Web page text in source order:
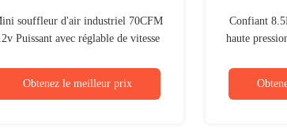
souffleur d'air industriel 70CFM
Puissant avec réglable de vitesse
Obtenez le meilleur prix
Confiant
haute